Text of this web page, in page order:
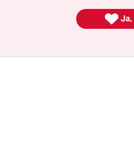
ich als deutscher Bürger Ja,